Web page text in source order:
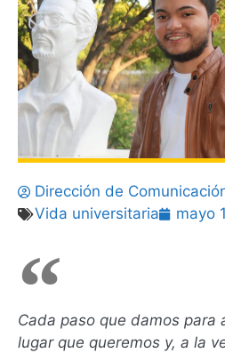
Dirección de
Vida universitaria
mayo
Cada paso que damos para
lugar que queremos y, a la